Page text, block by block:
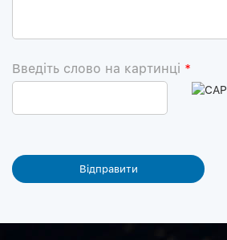
Введіть слово на картинці *